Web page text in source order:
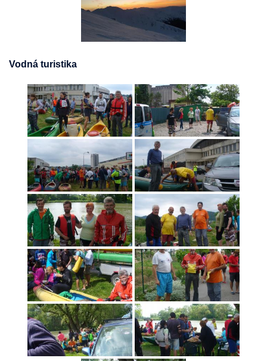
Vodná turistika